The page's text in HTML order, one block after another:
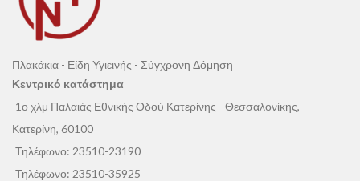
Πλακάκια - Είδη Υγιεινής - Σύγχρονη Δόμηση
Κεντρικό κατάστημα
1ο χλμ Παλαιάς Εθνικής Οδού Κατερίνης - Θεσσαλονίκης,
Κατερίνη, 60100
Τηλέφωνο: 23510-23190
Τηλέφωνο: 23510-35925